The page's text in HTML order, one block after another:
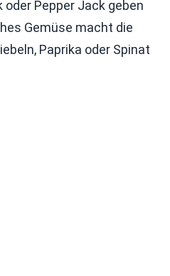
Pepper Jack geben
Gemüse macht die
Paprika oder Spinat